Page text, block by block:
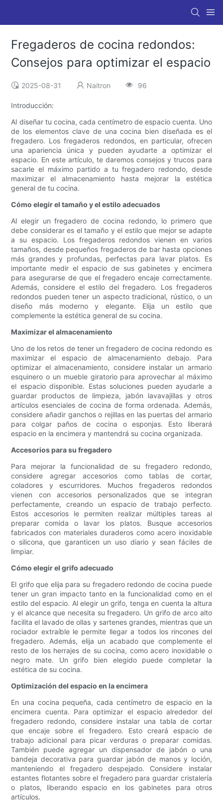
Fregaderos de cocina redondos:
Consejos para optimizar el espacio
2025-08-31 Naitron 96
Introducción:
Al diseñar tu cocina, cada centímetro de espacio cuenta. Uno
de los elementos clave de una cocina bien diseñada es el
fregadero. Los fregaderos redondos, en particular, ofrecen
una apariencia única y pueden ayudarte a optimizar el
espacio. En este artículo, te daremos consejos y trucos para
sacarle el máximo partido a tu fregadero redondo, desde
maximizar el almacenamiento hasta mejorar la estética
general de tu cocina.
Cómo elegir el tamaño y el estilo adecuados
Al elegir un fregadero de cocina redondo, lo primero que
debe considerar es el tamaño y el estilo que mejor se adapte
a su espacio. Los fregaderos redondos vienen en varios
tamaños, desde pequeños fregaderos de bar hasta opciones
más grandes y profundas, perfectas para lavar platos. Es
importante medir el espacio de sus gabinetes y encimera
para asegurarse de que el fregadero encaje correctamente.
Además, considere el estilo del fregadero. Los fregaderos
redondos pueden tener un aspecto tradicional, rústico, o un
diseño más moderno y elegante. Elija un estilo que
complemente la estética general de su cocina.
Maximizar el almacenamiento
Uno de los retos de tener un fregadero de cocina redondo es
maximizar el espacio de almacenamiento debajo. Para
optimizar el almacenamiento, considere instalar un armario
esquinero o un mueble giratorio para aprovechar al máximo
el espacio disponible. Estas soluciones pueden ayudarle a
guardar productos de limpieza, jabón lavavajillas y otros
artículos esenciales de cocina de forma ordenada. Además,
considere añadir ganchos o rejillas en las puertas del armario
para colgar paños de cocina o esponjas. Esto liberará
espacio en la encimera y mantendrá su cocina organizada.
Accesorios para su fregadero
Para mejorar la funcionalidad de su fregadero redondo,
considere agregar accesorios como tablas de cortar,
coladores y escurridores. Muchos fregaderos redondos
vienen con accesorios personalizados que se integran
perfectamente, creando un espacio de trabajo perfecto.
Estos accesorios le permiten realizar múltiples tareas al
preparar comida o lavar los platos. Busque accesorios
fabricados con materiales duraderos como acero inoxidable
o silicona, que garanticen un uso diario y sean fáciles de
limpiar.
Cómo elegir el grifo adecuado
El grifo que elija para su fregadero redondo de cocina puede
tener un gran impacto tanto en la funcionalidad como en el
estilo del espacio. Al elegir un grifo, tenga en cuenta la altura
y el alcance que necesita su fregadero. Un grifo de arco alto
facilita el lavado de ollas y sartenes grandes, mientras que un
rociador extraíble le permite llegar a todos los rincones del
fregadero. Además, elija un acabado que complemente el
resto de los herrajes de su cocina, como acero inoxidable o
negro mate. Un grifo bien elegido puede completar la
estética de su cocina.
Optimización del espacio en la encimera
En una cocina pequeña, cada centímetro de espacio en la
encimera cuenta. Para optimizar el espacio alrededor del
fregadero redondo, considere instalar una tabla de cortar
que encaje sobre el fregadero. Esto creará espacio de
trabajo adicional para picar verduras o preparar comidas.
También puede agregar un dispensador de jabón o una
bandeja decorativa para guardar jabón de manos y loción,
manteniendo el fregadero despejado. Considere instalar
estantes flotantes sobre el fregadero para guardar cristalería
o platos, liberando espacio en los gabinetes para otros
artículos.